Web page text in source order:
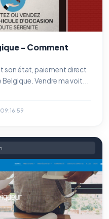
- Comment
son état, paiement direct
Vendre ma voit...